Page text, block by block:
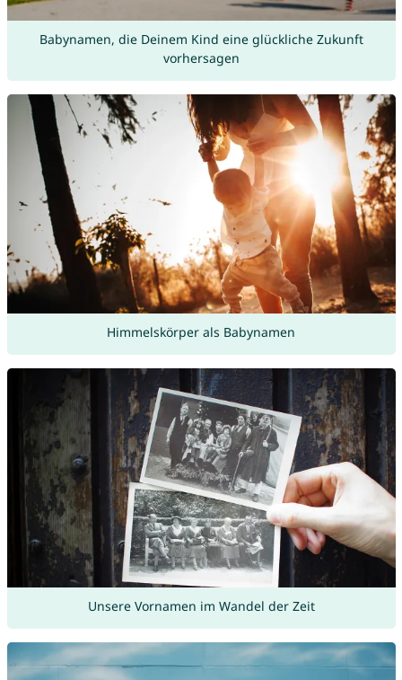
Babynamen, die Deinem Kind eine glückliche Zukunft
vorhersagen
Himmelskörper als Babynamen
Unsere Vornamen im Wandel der Zeit